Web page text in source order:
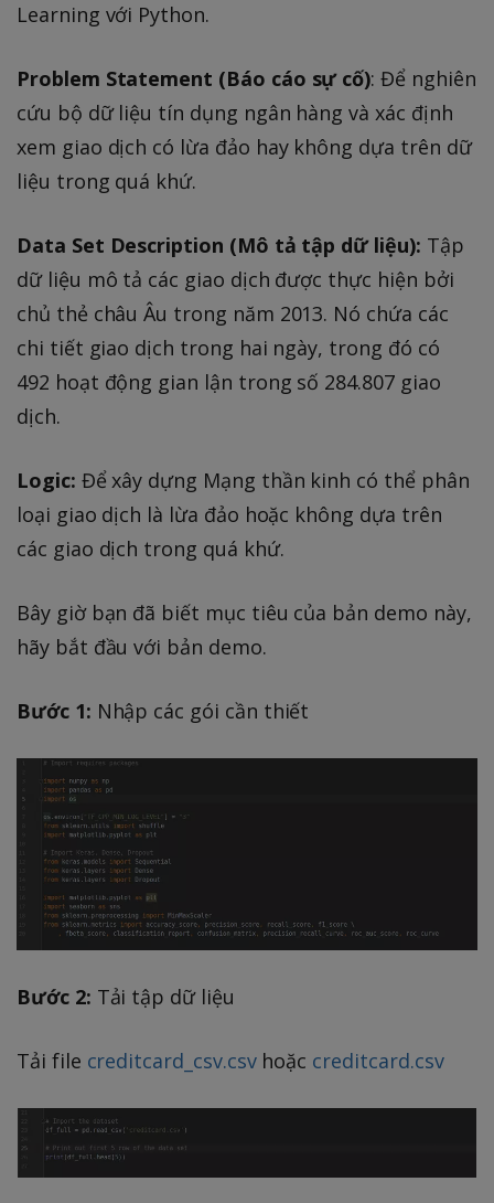
Learning với Python.
Problem Statement (Báo cáo sự cố): Để nghiên
cứu bộ dữ liệu tín dụng ngân hàng và xác định
xem giao dịch có lừa đảo hay không dựa trên dữ
liệu trong quá khứ.
Data Set Description (Mô tả tập dữ liệu): Tập
dữ liệu mô tả các giao dịch được thực hiện bởi
chủ thẻ châu Âu trong năm 2013. Nó chứa các
chi tiết giao dịch trong hai ngày, trong đó có
492 hoạt động gian lận trong số 284.807 giao
dịch.
Logic: Để xây dựng Mạng thần kinh có thể phân
loại giao dịch là lừa đảo hoặc không dựa trên
các giao dịch trong quá khứ.
Bây giờ bạn đã biết mục tiêu của bản demo này,
hãy bắt đầu với bản demo.
Bước 1: Nhập các gói cần thiết
Bước 2: Tải tập dữ liệu
Tải file creditcard_csv.csvhoặc creditcard.csv